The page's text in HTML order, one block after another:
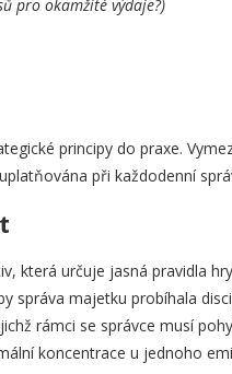
pro okamžité výdaje?)
principy do praxe.
při každodenní
která určuje jasná pravidla
správa majetku probíhala
rámci se správce musí
koncentrace u jednoho